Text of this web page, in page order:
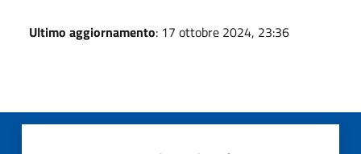
Ultimo aggiornamento: 17 ottobre 2024, 23:36